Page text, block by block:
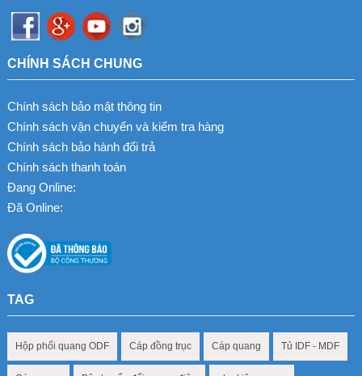
CHÍNH SÁCH CHUNG
Chính sách bảo mật thông tin
Chính sách vận chuyển và kiểm tra hàng
Chính sách bảo hành đổi trả
Chính sách thanh toán
Đang Online:
Đã Online:
TAG
Hộp phối quang ODF Cáp đồng trục Cáp quang Tủ IDF - MDF